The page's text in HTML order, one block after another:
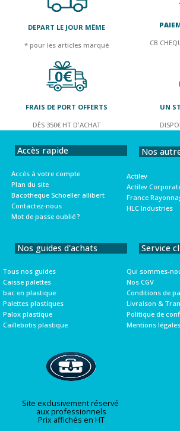
DEPART LE JOUR MÊME
* pour les articles marqué
CB
FRAIS DE PORT OFFERTS
DÈS 350€ HT D'ACHAT
UN
Accès rapide
Accès à votre compte
Plan du site
Bacotheque Schoeller allibert
Contactez-nous
Mot de passe oublié ?
Nos
Actilev
Actilev
France
HLC Industries
Nos guides d'achats
Tous nos guides
Caisse palettes
bac en plastique
Palettes plastiques
Palox plastique
Caillebotis plastique
Service
Qui sommes-
Nos CGV
Conditions de
Livraison &
Politique de
Mentions légales
Site exclusivement réservé
aux professionnels
Prix affichés en HT